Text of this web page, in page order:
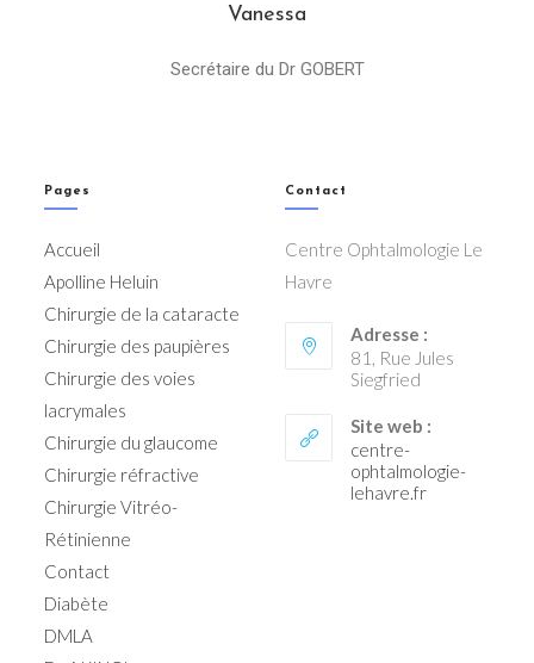
Vanessa
Secrétaire du Dr GOBERT
Pages
Accueil
Apolline Heluin
Chirurgie de la cataracte
Chirurgie des paupières
Chirurgie des voies
lacrymales
Chirurgie du glaucome
Chirurgie réfractive
Chirurgie Vitréo-
Rétinienne
Contact
Diabète
DMLA
Contact
Centre Ophtalmologie Le
Havre
Adresse :
81, Rue Jules
Siegfried
Site web :
centre-
ophtalmologie-
lehavre.fr